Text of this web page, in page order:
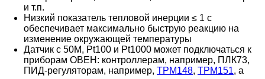
и т.п.
Низкий показатель тепловой инерции ≤ 1 с
обеспечивает максимально быструю реакцию на
изменение окружающей температуры
Датчик с 50M, Pt100 и Pt1000 может подключаться к
приборам ОВЕН: контроллерам, например, ПЛК73,
ПИД-регуляторам, например, ТРМ148, ТРМ151, а